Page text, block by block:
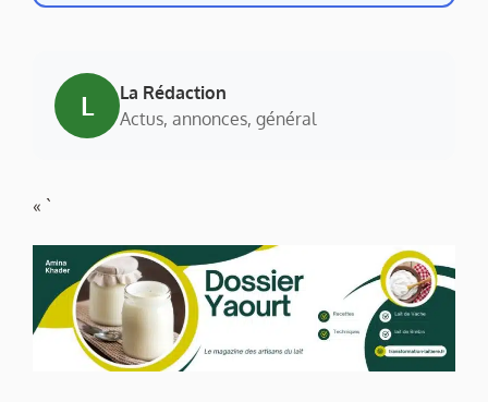
L
La Rédaction
Actus, annonces, général
« `